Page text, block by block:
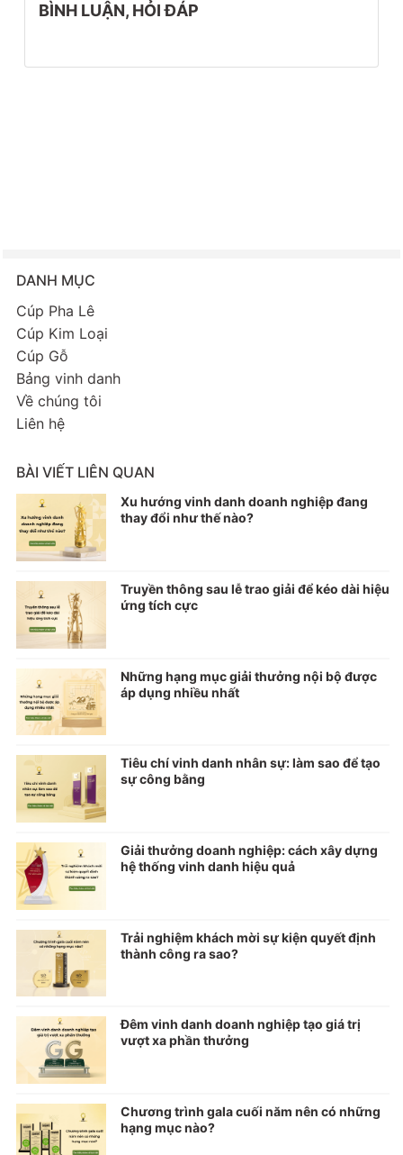
BÌNH LUẬN, HỎI ĐÁP
DANH MỤC
Cúp Pha Lê
Cúp Kim Loại
Cúp Gỗ
Bảng vinh danh
Về chúng tôi
Liên hệ
BÀI VIẾT LIÊN QUAN
Xu hướng vinh danh doanh nghiệp đang
thay đổi như thế nào?
Truyền thông sau lễ trao giải để kéo dài hiệu
ứng tích cực
Những hạng mục giải thưởng nội bộ được
áp dụng nhiều nhất
Tiêu chí vinh danh nhân sự: làm sao để tạo
sự công bằng
Giải thưởng doanh nghiệp: cách xây dựng
hệ thống vinh danh hiệu quả
Trải nghiệm khách mời sự kiện quyết định
thành công ra sao?
Đêm vinh danh doanh nghiệp tạo giá trị
vượt xa phần thưởng
Chương trình gala cuối năm nên có những
hạng mục nào?